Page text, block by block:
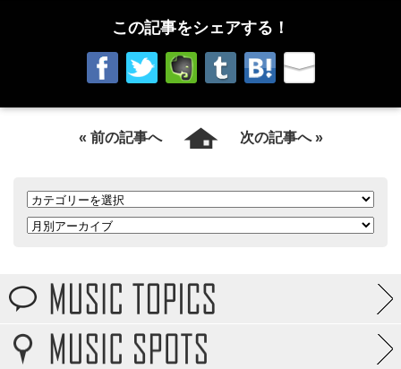
この記事をシェアする！
« 前の記事へ 次の記事へ »